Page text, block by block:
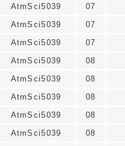
AtmSci5039 07
AtmSci5039 07
AtmSci5039 07
AtmSci5039 08
AtmSci5039 08
AtmSci5039 08
AtmSci5039 08
AtmSci5039 08